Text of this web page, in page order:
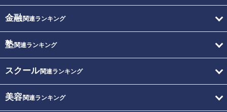
金融関連ランキング
塾関連ランキング
スクール関連ランキング
美容関連ランキング